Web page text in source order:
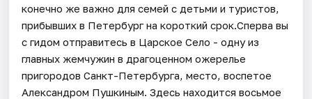
конечно же важно для семей с детьми и туристов,
прибывших в Петербург на короткий срок.Сперва вы
с гидом отправитесь в Царское Село - одну из
главных жемчужин в драгоценном ожерелье
пригородов Санкт-Петербурга, место, воспетое
Александром Пушкиным. Здесь находится восьмое